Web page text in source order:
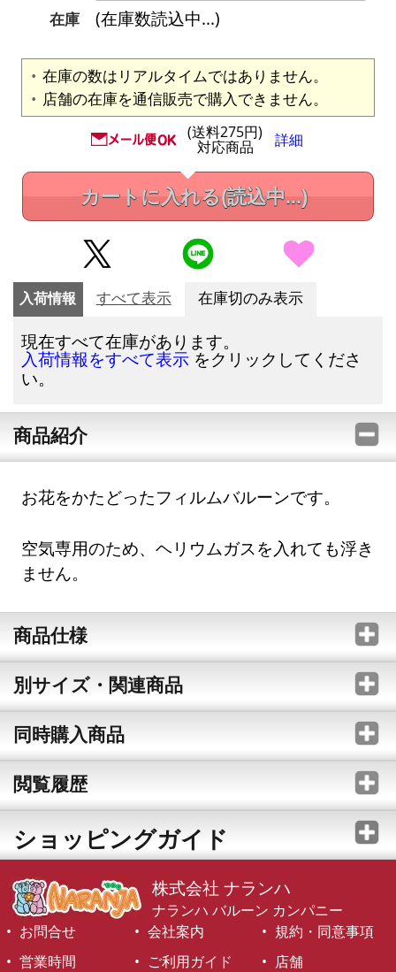
在庫
(在庫数読込中...)
在庫の数はリアルタイムではありません。
店舗の在庫を通信販売で購入できません。
(送料275円)
対応商品 詳細
カートに入れる(読込中...)
入荷情報 すべて表示 在庫切のみ表示
現在すべて在庫があります。
入荷情報をすべて表示 をクリックしてくださ
い。
商品紹介
お花をかたどったフィルムバルーンです。
空気専用のため、ヘリウムガスを入れても浮き
ません。
商品仕様
別サイズ・関連商品
同時購入商品
閲覧履歴
ショッピングガイド
株式会社 ナランハ
ナランハ バルーン カンパニー
お問合せ
会社案内
規約・同意事項
営業時間
ご利用ガイド 店舗